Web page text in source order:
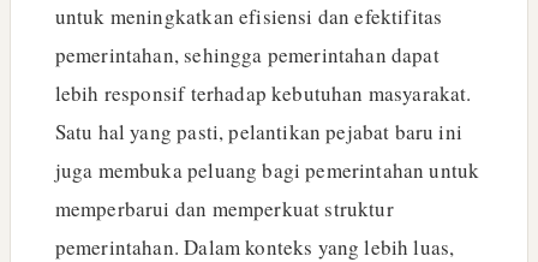
untuk meningkatkan efisiensi dan efektifitas
pemerintahan, sehingga pemerintahan dapat
lebih responsif terhadap kebutuhan masyarakat.
Satu hal yang pasti, pelantikan pejabat baru ini
juga membuka peluang bagi pemerintahan untuk
memperbarui dan memperkuat struktur
pemerintahan. Dalam konteks yang lebih luas,